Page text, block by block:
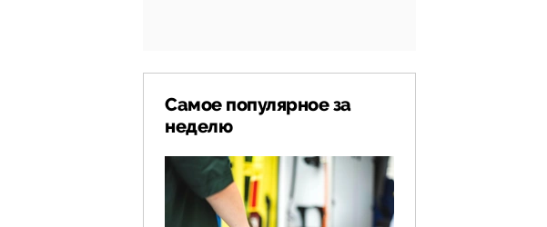
Самое популярное за
неделю